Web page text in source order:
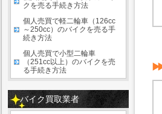
クを売る手続き方法
個人売買で軽二輪車（126cc
～250cc）のバイクを売る手
続き方法
個人売買で小型二輪車
（251cc以上）のバイクを売
る手続き方法
バイク買取業者